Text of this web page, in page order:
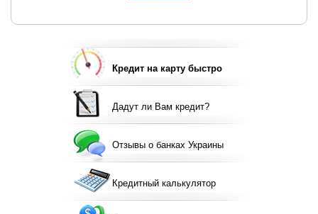
Кредит на карту быстро
Дадут ли Вам кредит?
Отзывы о банках Украины
Кредитный калькулятор